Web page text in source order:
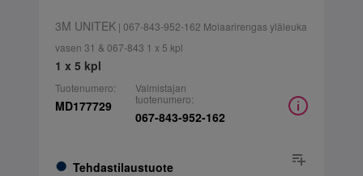
3M UNITEK| 067-843-952-162 Molaarirengas yläleuka
vasen 31 & 067-843 1 x 5 kpl
1 x 5 kpl
Tuotenumero:
MD177729
Tehdastilaustuote
Valmistajan
tuotenumero:
067-843-952-162